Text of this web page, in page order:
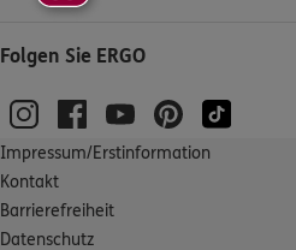
Folgen Sie ERGO
Impressum/Erstinformation
Kontakt
Barrierefreiheit
Datenschutz